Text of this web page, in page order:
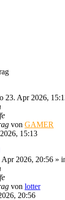
23. Apr 2026,
von GAMER
15:13
2026, 20:56 »
von lotter
20:56